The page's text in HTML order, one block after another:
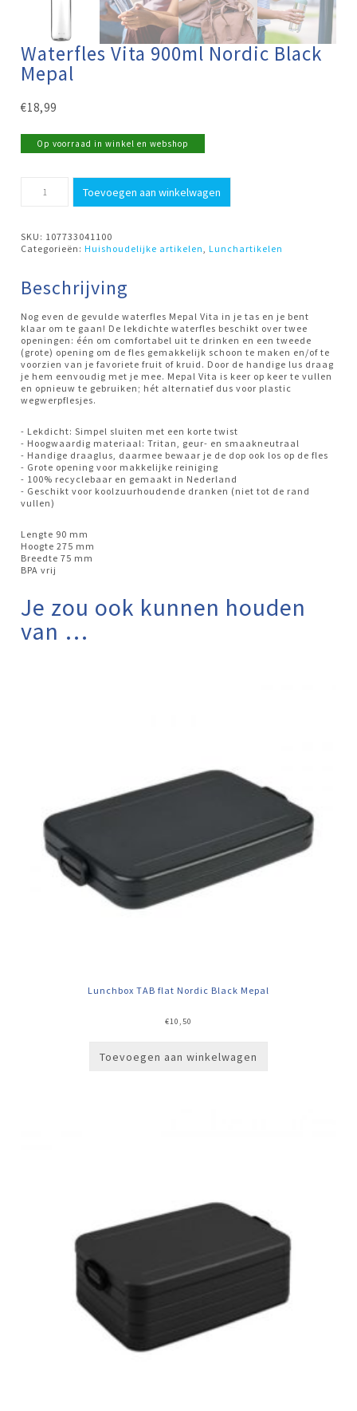
Waterfles Vita 900ml Nordic Black
Mepal
€18,99
Op voorraad in winkel en webshop
Mepal
aantal
Toevoegen aan winkelwagen
SKU: 107733041100
Categorieën:Huishoudelijke artikelen ,Lunchartikelen
Beschrijving
Nog even de gevulde waterfles Mepal Vita in je tas en je bent
klaar om te gaan! De lekdichte waterfles beschikt over twee
openingen: één om comfortabel uit te drinken en een tweede
(grote) opening om de fles gemakkelijk schoon te maken en/of te
voorzien van je favoriete fruit of kruid. Door de handige lus draag
je hem eenvoudig met je mee. Mepal Vita is keer op keer te vullen
en opnieuw te gebruiken; hét alternatief dus voor plastic
wegwerpflesjes.
- Lekdicht: Simpel sluiten met een korte twist
- Hoogwaardig materiaal: Tritan, geur- en smaakneutraal
- Handige draaglus, daarmee bewaar je de dop ook los op de fles
- Grote opening voor makkelijke reiniging
- 100% recyclebaar en gemaakt in Nederland
- Geschikt voor koolzuurhoudende dranken (niet tot de rand
vullen)
Lengte 90 mm
Hoogte 275 mm
Breedte 75 mm
BPA vrij
Je zou ook kunnen houden
van …
Lunchbox TAB flat Nordic Black Mepal
€10,50
Toevoegen aan winkelwagen